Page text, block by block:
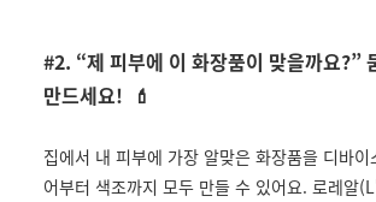
#2. “제 피부에 이 화장품이 맞을까요?”
만드세요! 💄
집에서 내 피부에 가장 알맞은 화장품을 디바이
어부터 색조까지 모두 만들 수 있어요. 로레알